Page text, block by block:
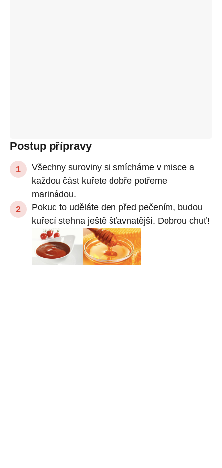
Postup přípravy
Všechny suroviny si smícháme v misce a
každou část kuřete dobře potřeme
marinádou.
Pokud to uděláte den před pečením, budou
kuřecí stehna ještě šťavnatější. Dobrou chuť!